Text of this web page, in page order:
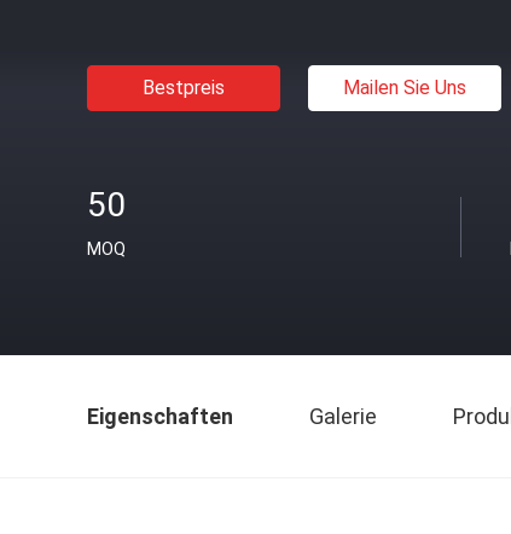
Bestpreis Mailen Sie Uns
50
MOQ
Eigenschaften Galerie